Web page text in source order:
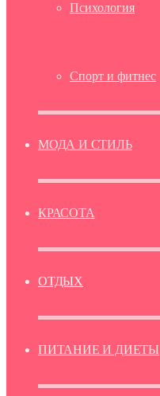
Психология
Спорт и фитнес
МОДА И СТИЛЬ
КРАСОТА
ОТДЫХ
ПИТАНИЕ И ДИЕТЫ